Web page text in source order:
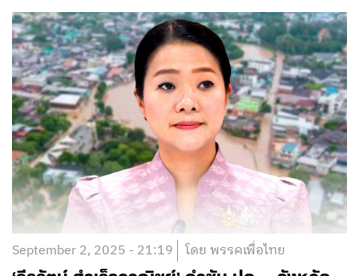
September 2, 2025 - 21:19 โดย พรรคเพื่อไทย